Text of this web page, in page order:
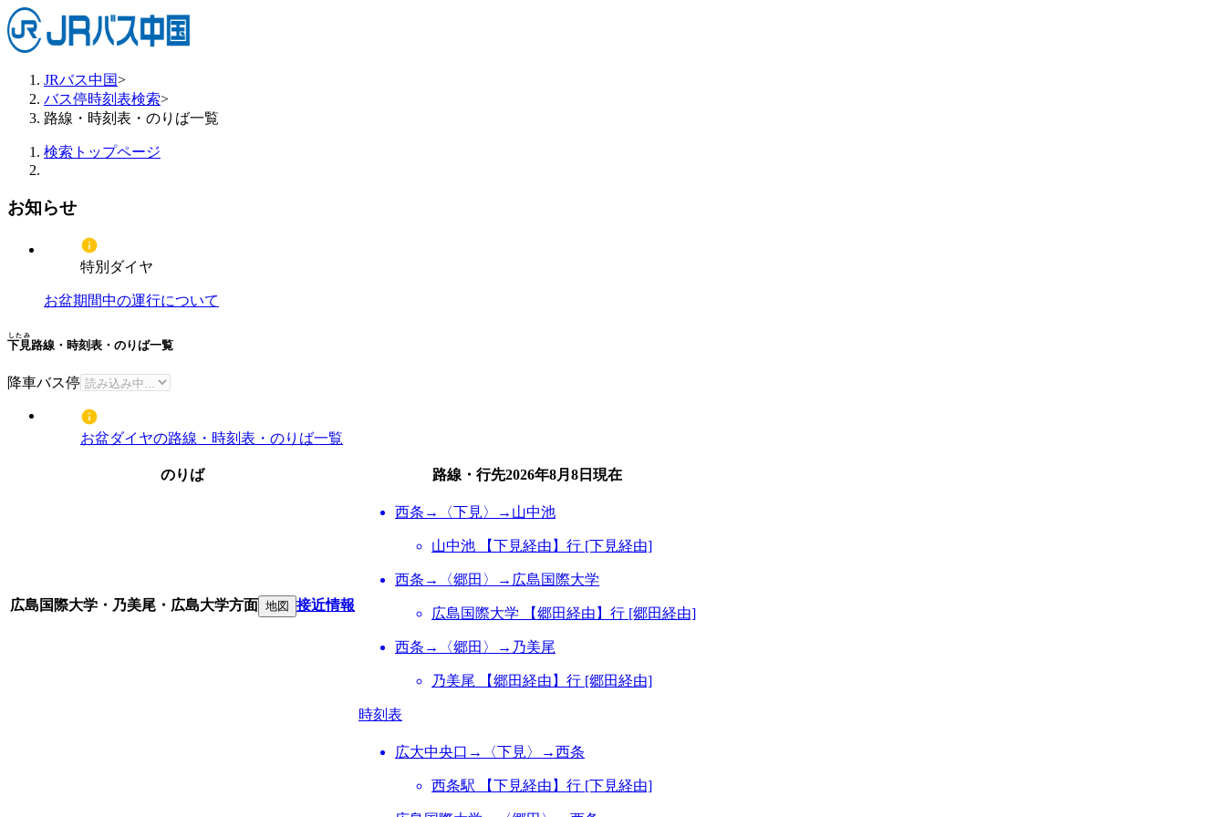
JRバス中国>
バス停時刻表検索>
路線・時刻表・のりば一覧
検索トップページ
お知らせ
特別ダイヤ
お盆期間中の運行について
下見
したみ
路線・時刻表・のりば一覧
降車バス停
お盆ダイヤの路線・時刻表・のりば一覧
のりば 路線・行先2026年8月8日 現在
広島国際大学・乃美尾・広島大学方面 地図 接近情報
西条→〈下見〉→山中池
山中池 【下見経由】行 [下見経由]
西条→〈郷田〉→広島国際大学
広島国際大学 【郷田経由】行 [郷田経由]
西条→〈郷田〉→乃美尾
乃美尾 【郷田経由】行 [郷田経由]
時刻表
広大中央口→〈下見〉→西条
西条駅 【下見経由】行 [下見経由]